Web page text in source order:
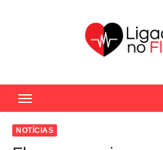
c
NOTÍCIAS